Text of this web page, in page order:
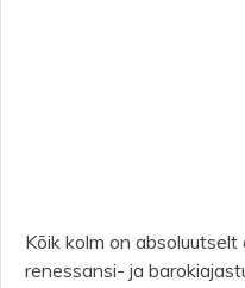
Kõik kolm on absoluutselt
renessansi- ja